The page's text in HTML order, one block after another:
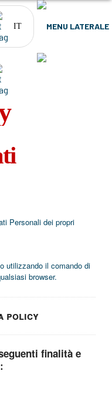
IT
Personali dei propri
utilizzando il comando di
browser.
policy
finalità e